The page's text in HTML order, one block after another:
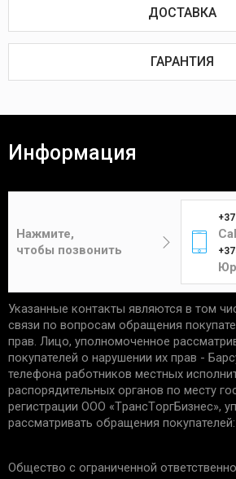
онлайн или через терминал в
наличным или безналичным
ДОСТАВКА
среднем занимает 3-7 дней.
Цена составит от 4 до 12
зависимости от габаритов и
Курьер
Доставка товаров курьером
осуществляется по будням с
ГАРАНТИЯ
Покупатель вправе вернуть товар в
необходимы:
отсутствие следов
чек, подтверждающий
Единственным подтверждением
является акт выполненных работ
услуги и устанавливаемой детали.
обязательства не
на запчасти со следами
повреждений.
воздействий, нарушения
Информация
Нажмите,
чтобы позвонить
Указанные контакты являются в том
связи по вопросам обращения
прав. Лицо, уполномоченное
покупателей о нарушении их прав -
телефона работников местных
распорядительных органов по месту
регистрации ООО «TрaнcТopгБизнec»,
рассматривать обращения
Общество с ограниченной